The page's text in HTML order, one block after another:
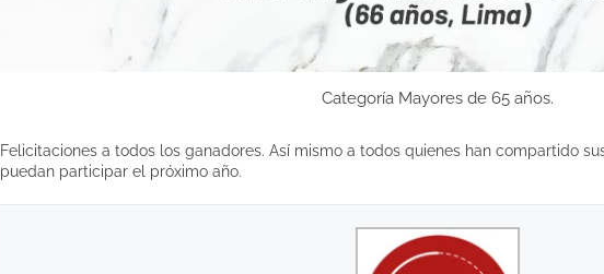
Categoría Mayores de 65 años.
Felicitaciones a todos los ganadores. Así mismo a todos quienes han compartido
puedan participar el próximo año.